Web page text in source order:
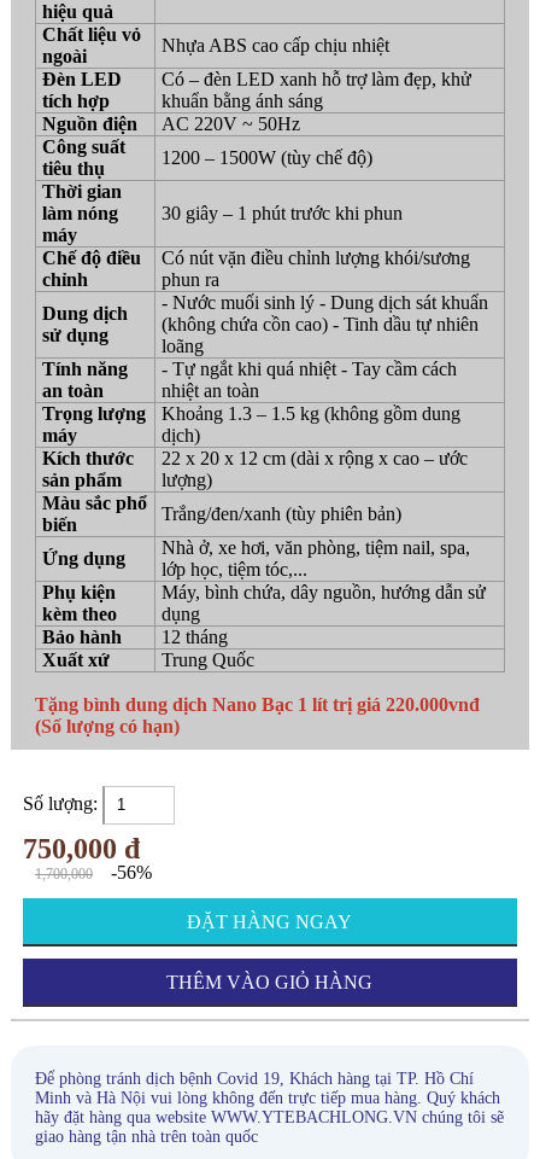
hiệu quả
Chất liệu vỏ
ngoài
Nhựa ABS cao cấp chịu nhiệt
Đèn LED
tích hợp
Có – đèn LED xanh hỗ trợ làm đẹp, khử
khuẩn bằng ánh sáng
Nguồn điện
AC 220V ~ 50Hz
Công suất
tiêu thụ
1200 – 1500W (tùy chế độ)
Thời gian
làm nóng
máy
30 giây – 1 phút trước khi phun
Chế độ điều
chỉnh
Có nút vặn điều chỉnh lượng khói/sương
phun ra
Dung dịch
sử dụng
- Nước muối sinh lý - Dung dịch sát khuẩn
(không chứa cồn cao) - Tinh dầu tự nhiên
loãng
Tính năng
an toàn
- Tự ngắt khi quá nhiệt - Tay cầm cách
nhiệt an toàn
Trọng lượng
máy
Khoảng 1.3 – 1.5 kg (không gồm dung
dịch)
Kích thước
sản phẩm
22 x 20 x 12 cm (dài x rộng x cao – ước
lượng)
Màu sắc phổ
biến
Trắng/đen/xanh (tùy phiên bản)
Ứng dụng
Nhà ở, xe hơi, văn phòng, tiệm nail, spa,
lớp học, tiệm tóc,...
Phụ kiện
kèm theo
Máy, bình chứa, dây nguồn, hướng dẫn sử
dụng
Bảo hành
12 tháng
Xuất xứ
Trung Quốc
Tặng bình dung dịch Nano Bạc 1 lít trị giá 220.000vnđ
(Số lượng có hạn)
Số lượng:
750,000 đ
1,700,000 -56%
ĐẶT HÀNG NGAY
THÊM VÀO GIỎ HÀNG
Để phòng tránh dịch bệnh Covid 19, Khách hàng tại TP. Hồ Chí
Minh và Hà Nội vui lòng không đến trực tiếp mua hàng. Quý khách
hãy đặt hàng qua website WWW.YTEBACHLONG.VN chúng tôi sẽ
giao hàng tận nhà trên toàn quốc